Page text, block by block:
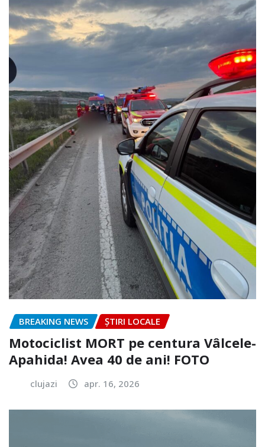
BREAKING NEWS ȘTIRI LOCALE
Motociclist MORT pe centura Vâlcele-
Apahida! Avea 40 de ani! FOTO
clujazi apr. 16, 2026